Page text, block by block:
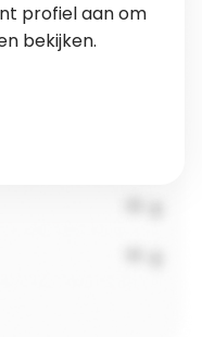
profiel aan om
bekijken.